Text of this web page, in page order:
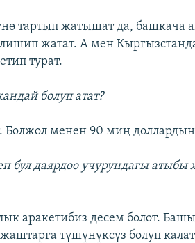
тартып жатышат да, башкача
жатат. А мен
турат.
болуп атат?
Болжол менен 90 миң доллардын
бул даярдоо учурундагы
аракетибиз десем болот.
түшүнүксүз болуп